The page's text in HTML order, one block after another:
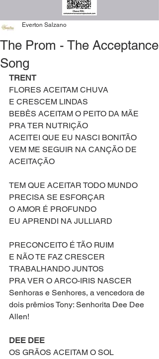
The Prom - The Acceptance
Song
Everton Salzano
TRENT
FLORES ACEITAM CHUVA
E CRESCEM LINDAS
BEBÊS ACEITAM O PEITO DA MÃE
PRA TER NUTRIÇÃO
ACEITEI QUE EU NASCI BONITÃO
VEM ME SEGUIR NA CANÇÃO DE
ACEITAÇÃO
TEM QUE ACEITAR TODO MUNDO
PRECISA SE ESFORÇAR
O AMOR É PROFUNDO
EU APRENDI NA JULLIARD
PRECONCEITO É TÃO RUIM
E NÃO TE FAZ CRESCER
TRABALHANDO JUNTOS
PRA VER O ARCO-IRIS NASCER
Senhoras e Senhores, a vencedora de
dois prêmios Tony: Senhorita Dee Dee
Allen!
DEE DEE
OS GRÃOS ACEITAM O SOL